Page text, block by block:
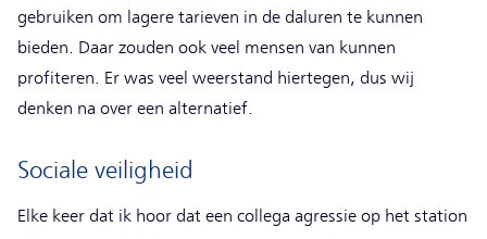
gebruiken om lagere tarieven in de daluren te kunnen
bieden. Daar zouden ook veel mensen van kunnen
profiteren. Er was veel weerstand hiertegen, dus wij
denken na over een alternatief.
Sociale veiligheid
Elke keer dat ik hoor dat een collega agressie op het station